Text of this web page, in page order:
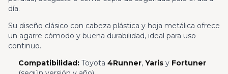
día.
Su diseño clásico con cabeza plástica y hoja metálica ofrece
un agarre cómodo y buena durabilidad, ideal para uso
continuo.
Compatibilidad:Toyota 4Runner, Yarisy Fortuner